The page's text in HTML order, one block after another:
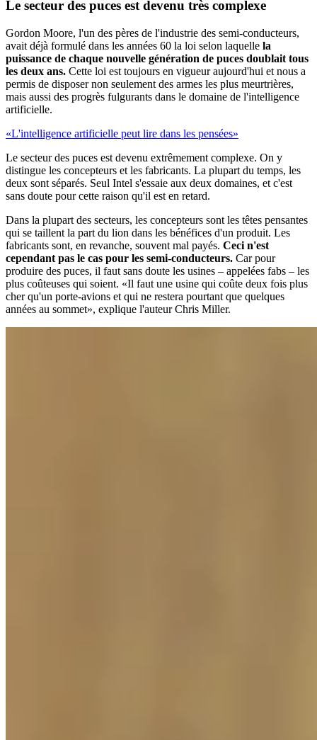
Le secteur des puces est devenu très complexe
Gordon Moore, l'un des pères de l'industrie des semi-conducteurs,
avait déjà formulé dans les années 60 la loi selon laquelle la
puissance de chaque nouvelle génération de puces doublait tous
les deux ans. Cette loi est toujours en vigueur aujourd'hui et nous a
permis de disposer non seulement des armes les plus meurtrières,
mais aussi des progrès fulgurants dans le domaine de l'intelligence
artificielle.
«L'intelligence artificielle peut lire dans les pensées»
Le secteur des puces est devenu extrêmement complexe. On y
distingue les concepteurs et les fabricants. La plupart du temps, les
deux sont séparés. Seul Intel s'essaie aux deux domaines, et c'est
sans doute pour cette raison qu'il est en retard.
Dans la plupart des secteurs, les concepteurs sont les têtes pensantes
qui se taillent la part du lion dans les bénéfices d'un produit. Les
fabricants sont, en revanche, souvent mal payés. Ceci n'est
cependant pas le cas pour les semi-conducteurs. Car pour
produire des puces, il faut sans doute les usines – appelées fabs – les
plus coûteuses qui soient. «Il faut une usine qui coûte deux fois plus
cher qu'un porte-avions et qui ne restera pourtant que quelques
années au sommet», explique l'auteur Chris Miller.